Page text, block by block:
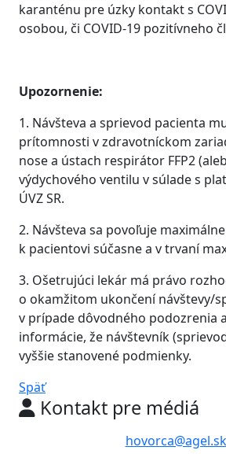
karanténu pre úzky kontakt s
osobou, či COVID-19 pozitívneho
Upozornenie:
1. Návšteva a sprievod pacienta
prítomnosti v zdravotníckom
nose a ústach respirátor FFP2
výdychového ventilu v súlade s
ÚVZ SR.
2. Návšteva sa povoľuje
k pacientovi súčasne a v trvaní
3. Ošetrujúci lekár má právo
o okamžitom ukončení návštevy/
v prípade dôvodného podozrenia
informácie, že návštevník
vyššie stanovené podmienky.
Späť
Kontakt pre médiá
hovorca@agel.sk